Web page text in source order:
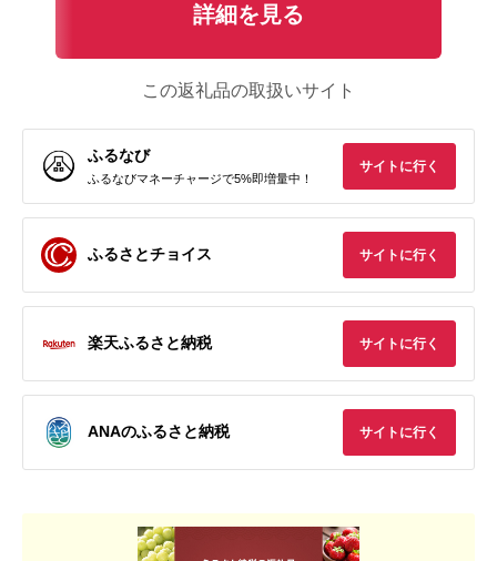
詳細を見る
この返礼品の取扱いサイト
ふるなび
ふるなびマネーチャージで5%即増量中！
サイトに行く
ふるさとチョイス サイトに行く
楽天ふるさと納税 サイトに行く
ANAのふるさと納税 サイトに行く